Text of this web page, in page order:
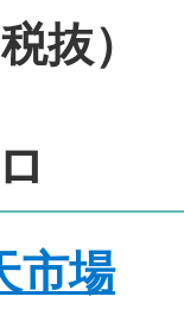
抜）
市場